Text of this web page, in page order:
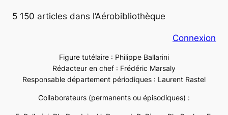
5 150 articles dans l’Aérobibliothèque
Connexion
Figure tutélaire : Philippe Ballarini
Rédacteur en chef : Frédéric Marsaly
Responsable département périodiques : Laurent Rastel
Collaborateurs (permanents ou épisodiques) :